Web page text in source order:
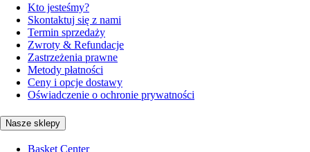
Kto jesteśmy?
Skontaktuj się z nami
Termin sprzedaży
Zwroty & Refundacje
Zastrzeżenia prawne
Metody płatności
Ceny i opcje dostawy
Oświadczenie o ochronie prywatności
Nasze sklepy
Basket Center